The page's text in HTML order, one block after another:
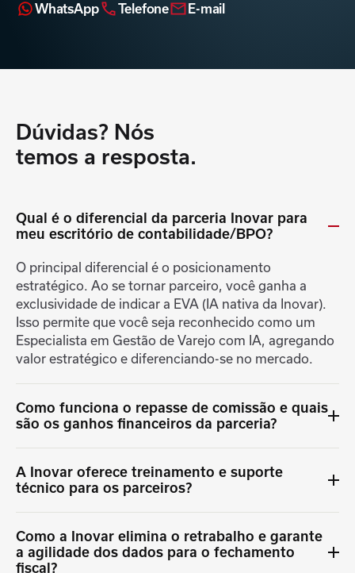
WhatsApp Telefone E-mail
Dúvidas? Nós
temos a resposta.
Qual é o diferencial da parceria Inovar para
meu escritório de contabilidade/BPO?
O principal diferencial é o posicionamento
estratégico. Ao se tornar parceiro, você ganha a
exclusividade de indicar a EVA (IA nativa da Inovar).
Isso permite que você seja reconhecido como um
Especialista em Gestão de Varejo com IA, agregando
valor estratégico e diferenciando-se no mercado.
Como funciona o repasse de comissão e quais
são os ganhos financeiros da parceria?
contrato do cliente indicado, referente ao primeiro
ano de parceria. Além desse ganho direto, a
inteligência da EVA facilita o upsell e ajuda a justificar
seus serviços de alto valor, gerando uma fonte de
receita adicional.
A Inovar oferece treinamento e suporte
técnico para os parceiros?
capacitação dos parceiros. Fornecemos treinamento
completo para otimizar o uso das integrações,
Como a Inovar elimina o retrabalho e garante
a agilidade dos dados para o fechamento
fiscal?